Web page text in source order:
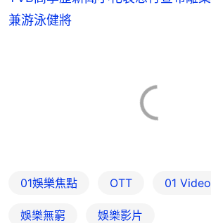
兼游泳健將
01娛樂焦點 OTT 01‌
娛樂無窮 娛樂影片